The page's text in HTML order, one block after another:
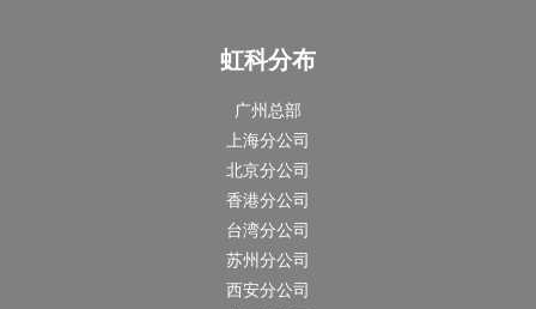
虹科分布
广州总部
上海分公司
北京分公司
香港分公司
台湾分公司
苏州分公司
西安分公司